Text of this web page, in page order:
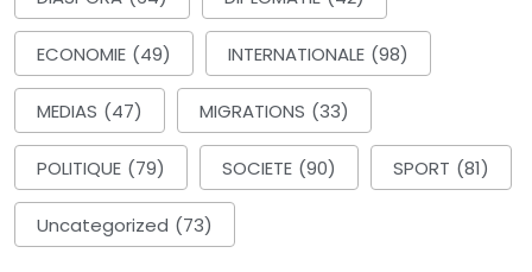
ECONOMIE (49) INTERNATIONALE (98)
MEDIAS (47) MIGRATIONS (33)
POLITIQUE (79) SOCIETE (90) SPORT (81)
Uncategorized (73)